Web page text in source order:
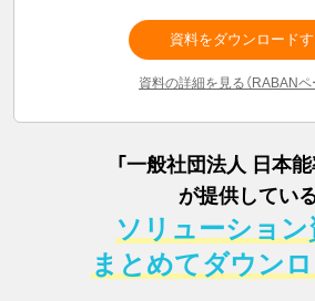
資料をダウンロード
資料の詳細を見る（RABANペ
「 一般社団法人 日本
が提供してい
ソリューション
まとめてダウン